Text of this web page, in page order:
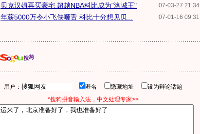
07-03-27 21:34
贝克汉姆再买豪宅 超越NBA科比成为"洛城王"
07-01-16 09:31
年薪5000万令小飞侠咂舌 科比十分想见贝...
用户： 匿名 隐藏地址
设为辩论话题
*搜狗拼音输入法，中文处理专家>>